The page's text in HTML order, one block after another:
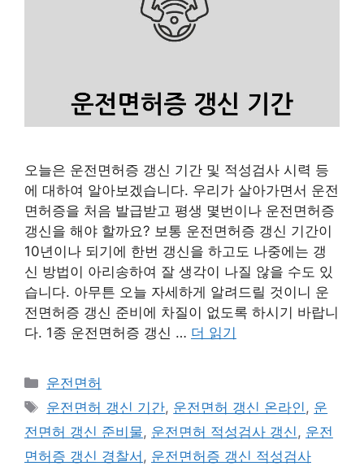
오늘은 운전면허증 갱신 기간 및 적성검사 시력 등
에 대하여 알아보겠습니다. 우리가 살아가면서 운전
면허증을 처음 발급받고 평생 몇번이나 운전면허증
갱신을 해야 할까요? 보통 운전면허증 갱신 기간이
10년이나 되기에 한번 갱신을 하고도 나중에는 갱
신 방법이 아리송하여 잘 생각이 나질 않을 수도 있
습니다. 아무튼 오늘 자세하게 알려드릴 것이니 운
전면허증 갱신 준비에 차질이 없도록 하시기 바랍니
다. 1종 운전면허증 갱신 … 더 읽기
카
테
리
운전면허
태
그
운전면허 갱신 기간, 운전면허 갱신 온라인, 운
전면허 갱신 준비물, 운전면허 적성검사 갱신, 운전
면허증 갱신 경찰서 , 운전면허증 갱신 적성검사